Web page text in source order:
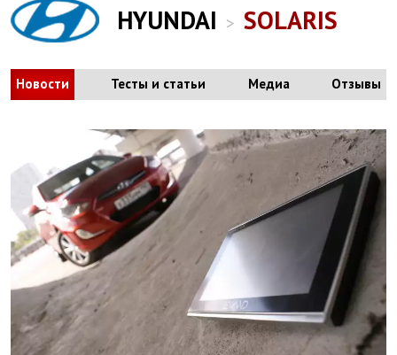
HYUNDAI > SOLARIS
Новости Тесты и статьи Медиа Отзывы